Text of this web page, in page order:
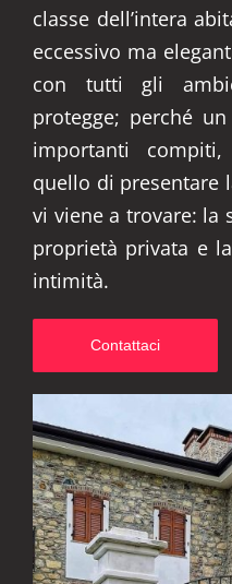
classe dell’intera
eccessivo ma
con tutti gli
protegge; perché
importanti
quello di presentare
vi viene a trovare: la
proprietà privata e
intimità.
Contattaci